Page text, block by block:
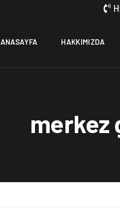
ANASAYFA HAKKIMIZDA
merkez